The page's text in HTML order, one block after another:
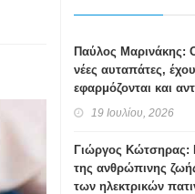
Παύλος Μαρινάκης:
νέες αυταπάτες,
εφαρμόζονται και
19 Ιουλίου, 2026
Γιώργος Κώτσηρας:
της ανθρώπινης
των ηλεκτρικών